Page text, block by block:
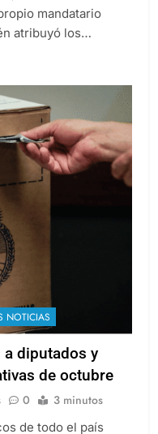
mandatario
atribuyó los…
NOTICIAS
diputados y
de octubre
0 3 minutos
de todo el país